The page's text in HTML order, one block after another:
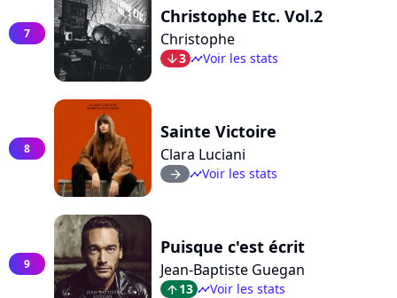
7
Christophe Etc. Vol.2
Christophe
arrow_bot3 timelineVoir les stats
8
Sainte Victoire
Clara Luciani
arrow_right timelineVoir les stats
9
Puisque c'est écrit
Jean-Baptiste Guegan
arrow_top13 timelineVoir les stats